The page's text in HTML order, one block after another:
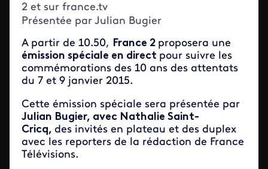
2 et sur france.tv
Présentée par Julian Bugier
A partir de 10.50, France 2 proposera une
émission spéciale en direct pour suivre les
commémorations des 10 ans des attentats
du 7 et 9 janvier 2015.
Cette émission spéciale sera présentée par
Julian Bugier, avec Nathalie Saint-
Cricq, des invités en plateau et des duplex
avec les reporters de la rédaction de France
Télévisions.